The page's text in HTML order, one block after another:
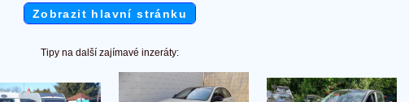
Zobrazit hlavní stránku
Tipy na další zajímavé inzeráty: